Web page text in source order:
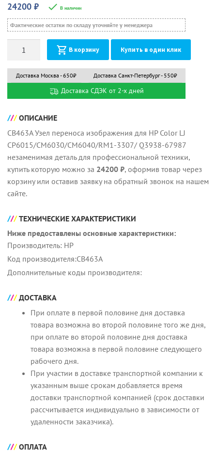
24200 ₽ В наличии
Фактические остатки по складу уточняйте у менеджера
В корзину Купить в один клик
Доставка Москва - 650₽ Доставка Санкт-Петербург - 550₽
Доставка СДЭК от 2-х дней
ОПИСАНИЕ
CB463A Узел переноса изображения для HP Color LJ
CP6015/CM6030/CM6040/RM1-3307/ Q3938-67987
незаменимая деталь для профессиональной техники,
купить которую можно за 24200 ₽, оформив товар через
корзину или оставив заявку на обратный звонок на нашем
сайте.
ТЕХНИЧЕСКИЕ ХАРАКТЕРИСТИКИ
Ниже предоставлены основные характеристики:
Производитель: HP
Код производителя:CB463A
Дополнительные коды производителя:
ДОСТАВКА
При оплате в первой половине дня доставка
товара возможна во второй половине того же дня,
при оплате во второй половине дня доставка
товара возможна в первой половине следующего
рабочего дня.
При участии в доставке транспортной компании к
указанным выше срокам добавляется время
доставки транспортной компанией (срок доставки
рассчитывается индивидуально в зависимости от
удаленности заказчика).
ОПЛАТА